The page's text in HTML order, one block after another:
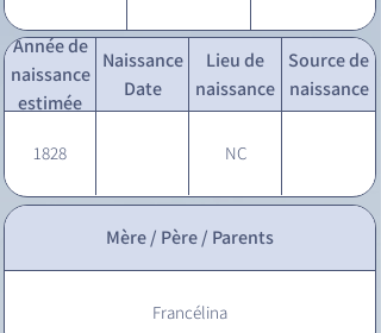
Année de
naissance
estimée
Naissance
Date
Lieu de
naissance
Source de
naissance
1828 NC
Mère / Père / Parents
Francélina